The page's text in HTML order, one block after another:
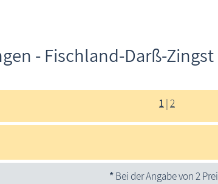
- Fischland-Darß-Zingst
1 |2
*Bei der Angabe von 2